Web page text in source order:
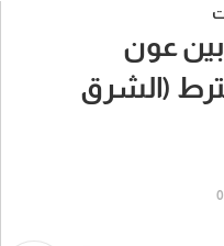
بين عون
(الشرق